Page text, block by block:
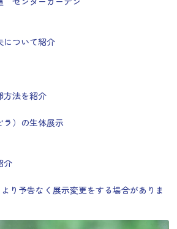
について紹介
方法を紹介
ラ）の生体展示
介
り予告なく展示変更をする場合がありま